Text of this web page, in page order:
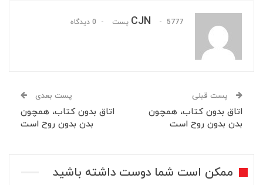
CJN 5777 پست 0 دیدگاه
پست قبلی
اتاق بدون کتاب، همچون
بدن بدون روح است
پست بعدی
اتاق بدون کتاب، همچون
بدن بدون روح است
ممکن است شما دوست داشته باشید